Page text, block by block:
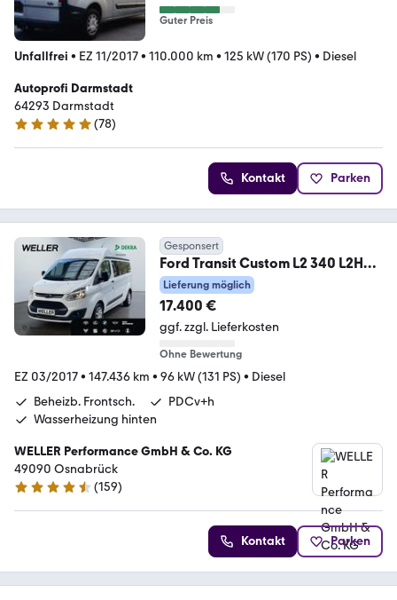
Guter Preis
Unfallfrei • EZ 11/2017• 110.000 km • 125 kW (170 PS) • Diesel
Autoprofi Darmstadt
64293 Darmstadt
5 Sterne
(78)
Kontakt Parken
Gesponsert
Ford Transit Custom L2 340 L2H2
VA Trend *9-Si*Klima*
Lieferung möglich
17.400 €
ggf. zzgl. Lieferkosten
Ohne Bewertung
EZ 03/2017• 147.436 km • 96 kW (131 PS) • Diesel
Beheizb. Frontsch.
PDCv+h
Wasserheizung hinten
WELLER Performance GmbH & Co. KG
49090 Osnabrück
4.5 Sterne
(159)
Kontakt Parken